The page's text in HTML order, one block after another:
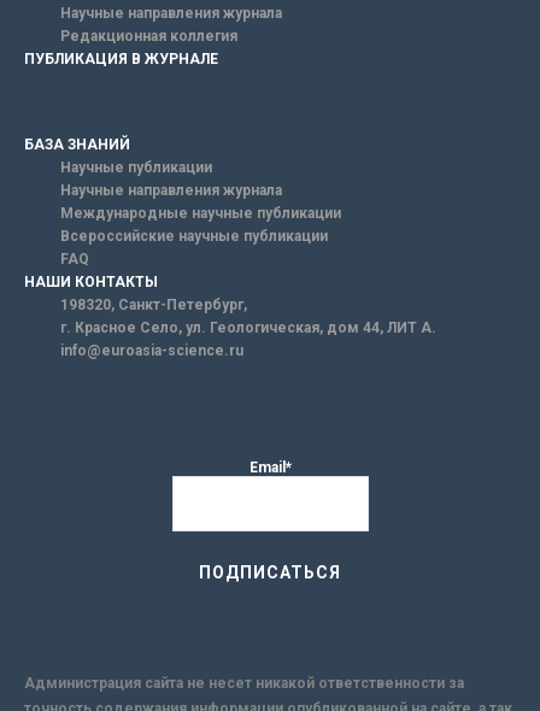
Научные направления журнала
Редакционная коллегия
ПУБЛИКАЦИЯ В ЖУРНАЛЕ
БАЗА ЗНАНИЙ
Научные публикации
Научные направления журнала
Международные научные публикации
Всероссийские научные публикации
FAQ
НАШИ КОНТАКТЫ
198320, Санкт-Петербург,
г. Красное Село, ул. Геологическая, дом 44, ЛИТ А.
info@euroasia-science.ru
Email*
Администрация сайта не несет никакой ответственности за